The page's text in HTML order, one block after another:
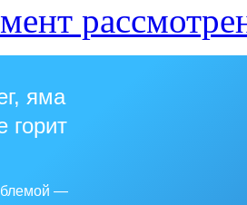
яма
горит
—